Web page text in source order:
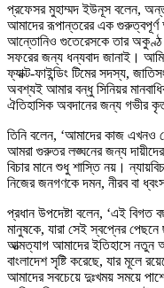
প্রফেসর মুহাম্মদ ইউনূস বলেন,
আমাদের রূপান্তরের এক গুরুত্বপূর্ণ
আন্তোনিও গুতেরেসকে তার অকুণ্ঠ
সফরের জন্য ধন্যবাদ জানাই।
ফ্যাক্ট-ফাইন্ডিং টিমের সদস্য,
অবশ্যই আমার বন্ধু সিনিয়র
ঐতিহাসিক অবদানের জন্য গভীর
তিনি বলেন, ‘আমাদের কাজ এখনও
আমরা গুরুতর লঙ্ঘনের জন্য
বিচার মানে শুধু শাস্তি নয়।
নিজের জনগণকে দমন, নীরব বা
প্রধান উপদেষ্টা বলেন, ‘এই
মানুষকে, যারা সেই স্বপ্নের
আত্মত্যাগ আমাদের ইতিহাসে নতুন
বাংলাদেশ সৃষ্টি করেছে, যার মূলে
আমাদের সবচেয়ে দুঃখময় সময়ে